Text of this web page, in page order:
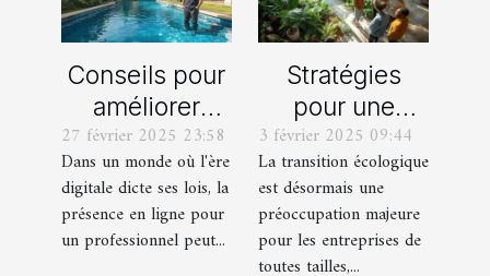
Conseils pour
améliorer
votre visibilité
en ligne en
tant que
pisciniste
27 février 2025 23:58
Dans un monde où l'ère
digitale dicte ses lois, la
présence en ligne pour
un professionnel peut...
Stratégies
pour une
transition
écologique
efficace dans
les petites
entreprises
3 février 2025 09:44
La transition écologique
est désormais une
préoccupation majeure
pour les entreprises de
toutes tailles,...